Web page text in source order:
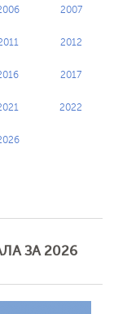
2007
2012
2017
2022
ЗА 2026